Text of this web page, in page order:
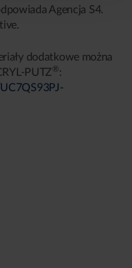
Agencja S4.
dodatkowe można
PUTZ ®: